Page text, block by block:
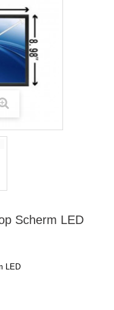
Scherm LED
LED